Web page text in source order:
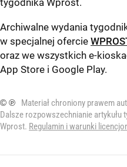
tygodnika Wprost.
Archiwalne wydania
w specjalnej ofercie
oraz we wszystkich e-
App Store i Google Play.
© ℗
Materiał chroniony prawem
Dalsze rozpowszechnianie artykułu
Wprost. Regulamin i warunki